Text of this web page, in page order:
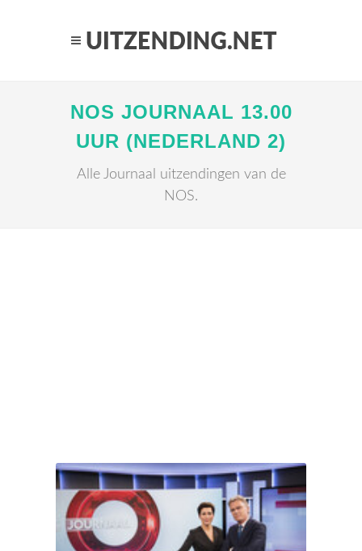
NOS JOURNAAL 13.00
UUR (NEDERLAND 2)
Alle Journaal uitzendingen van de
NOS.